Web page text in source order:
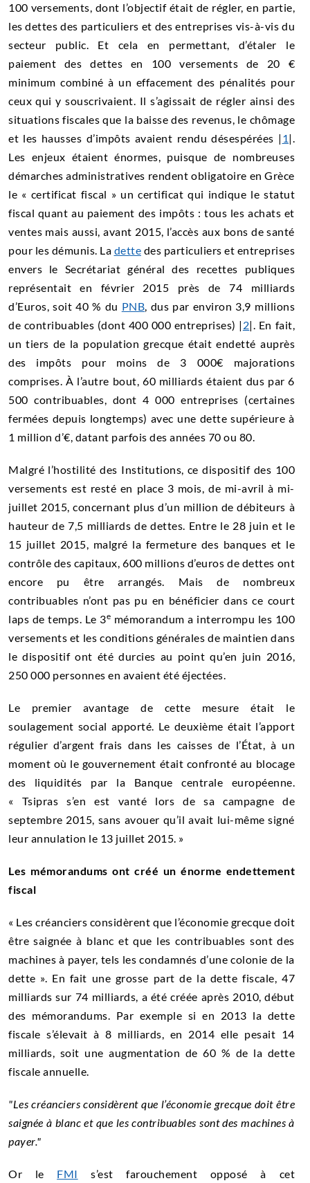
100 versements, dont l’objectif était de régler, en partie,
les dettes des particuliers et des entreprises vis-à-vis du
secteur public. Et cela en permettant, d’étaler le
paiement des dettes en 100 versements de 20 €
minimum combiné à un effacement des pénalités pour
ceux qui y souscrivaient. Il s’agissait de régler ainsi des
situations fiscales que la baisse des revenus, le chômage
et les hausses d’impôts avaient rendu désespérées | 1|.
Les enjeux étaient énormes, puisque de nombreuses
démarches administratives rendent obligatoire en Grèce
le « certificat fiscal » un certificat qui indique le statut
fiscal quant au paiement des impôts : tous les achats et
ventes mais aussi, avant 2015, l’accès aux bons de santé
pour les démunis. La dette des particuliers et entreprises
envers le Secrétariat général des recettes publiques
représentait en février 2015 près de 74 milliards
d’Euros, soit 40 % du PNB, dus par environ 3,9 millions
de contribuables (dont 400 000 entreprises) | 2|. En fait,
un tiers de la population grecque était endetté auprès
des impôts pour moins de 3 000€ majorations
comprises. À l’autre bout, 60 milliards étaient dus par 6
500 contribuables, dont 4 000 entreprises (certaines
fermées depuis longtemps) avec une dette supérieure à
1 million d’€, datant parfois des années 70 ou 80.
Malgré l’hostilité des Institutions, ce dispositif des 100
versements est resté en place 3 mois, de mi-avril à mi-
juillet 2015, concernant plus d’un million de débiteurs à
hauteur de 7,5 milliards de dettes. Entre le 28 juin et le
15 juillet 2015, malgré la fermeture des banques et le
contrôle des capitaux, 600 millions d’euros de dettes ont
encore pu être arrangés. Mais de nombreux
contribuables n’ont pas pu en bénéficier dans ce court
laps de temps. Le 3e mémorandum a interrompu les 100
versements et les conditions générales de maintien dans
le dispositif ont été durcies au point qu’en juin 2016,
250 000 personnes en avaient été éjectées.
Le premier avantage de cette mesure était le
soulagement social apporté. Le deuxième était l’apport
régulier d’argent frais dans les caisses de l’État, à un
moment où le gouvernement était confronté au blocage
des liquidités par la Banque centrale européenne.
« Tsipras s’en est vanté lors de sa campagne de
septembre 2015, sans avouer qu’il avait lui-même signé
leur annulation le 13 juillet 2015. »
Les mémorandums ont créé un énorme endettement
fiscal
« Les créanciers considèrent que l’économie grecque doit
être saignée à blanc et que les contribuables sont des
machines à payer, tels les condamnés d’une colonie de la
dette ». En fait une grosse part de la dette fiscale, 47
milliards sur 74 milliards, a été créée après 2010, début
des mémorandums. Par exemple si en 2013 la dette
fiscale s’élevait à 8 milliards, en 2014 elle pesait 14
milliards, soit une augmentation de 60 % de la dette
fiscale annuelle.
Les créanciers considèrent que l’économie grecque doit être
saignée à blanc et que les contribuables sont des machines à
payer.
Or le FMI s’est farouchement opposé à cet